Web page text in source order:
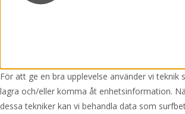
För att ge en bra upplevelse använder vi
lagra och/eller komma åt enhetsinformation.
dessa tekniker kan vi behandla data som